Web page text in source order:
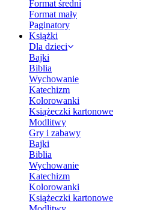
Format średni
Format mały
Paginatory
Książki
Dla dzieci
Bajki
Biblia
Wychowanie
Katechizm
Kolorowanki
Książeczki kartonowe
Modlitwy
Gry i zabawy
Bajki
Biblia
Wychowanie
Katechizm
Kolorowanki
Książeczki kartonowe